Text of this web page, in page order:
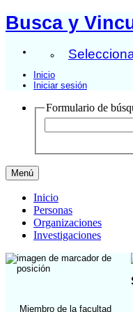
Busca y
Inicio
Iniciar sesión
Formulario de
Menú
Inicio
Personas
Organizaciones
Investigaciones
Miembro de la facultad